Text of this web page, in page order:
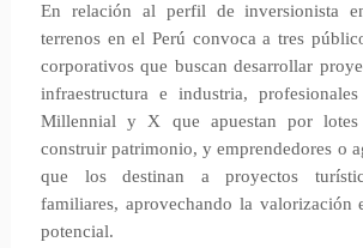
En relación al perfil de inversionista
terrenos en el Perú convoca a tres
corporativos que buscan desarrollar
infraestructura e industria,
Millennial y X que apuestan por
construir patrimonio, y emprendedores o
que los destinan a proyectos
familiares, aprovechando la valorización
potencial.